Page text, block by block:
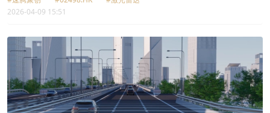
台。
2026-04-09 15:51